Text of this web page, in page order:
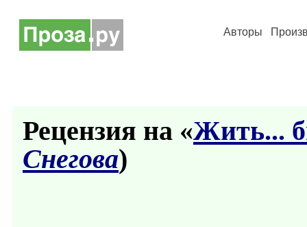
Авторы
Рецензия на «Жить...
Снегова)